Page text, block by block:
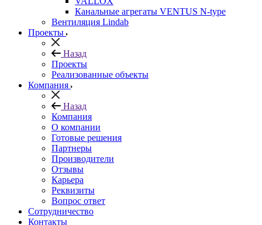
Канальные агрегаты VENTUS N-type
Вентиляция Lindab
Проекты
Назад
Проекты
Реализованные объекты
Компания
Назад
Компания
О компании
Готовые решения
Партнеры
Производители
Отзывы
Карьера
Реквизиты
Вопрос ответ
Сотрудничество
Контакты